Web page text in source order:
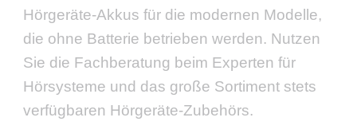
Hörgeräte-Akkus für die modernen Modelle,
die ohne Batterie betrieben werden. Nutzen
Sie die Fachberatung beim Experten für
Hörsysteme und das große Sortiment stets
verfügbaren Hörgeräte-Zubehörs.